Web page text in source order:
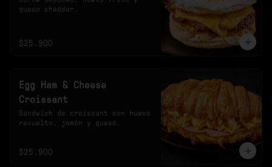
queso cheddar.
$25.900
Egg Ham & Cheese
Croissant
Sandwich de croissant con huevo
revuelto, jamón y queso.
$25.900